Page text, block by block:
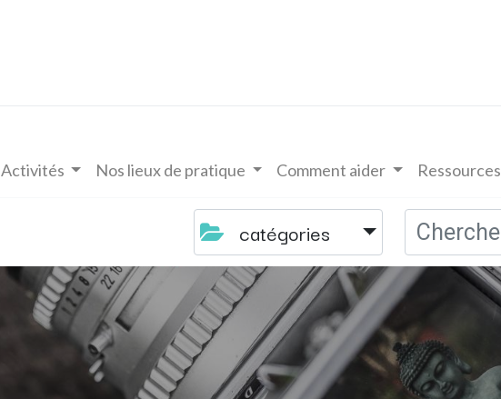
Activités Nos lieux de pratique Comment aider Ressources
catégories